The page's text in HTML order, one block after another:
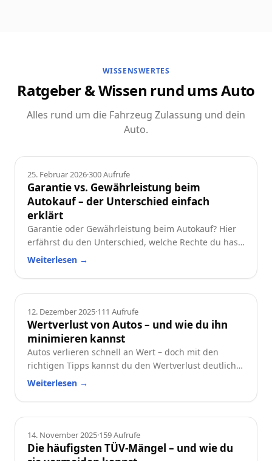
WISSENSWERTES
Ratgeber & Wissen rund ums Auto
Alles rund um die Fahrzeug Zulassung und dein
Auto.
Ratgeber
25. Februar 2026·300Aufrufe
Garantie vs. Gewährleistung beim
Autokauf – der Unterschied einfach
erklärt
Garantie oder Gewährleistung beim Autokauf? Hier
erfährst du den Unterschied, welche Rechte du hast
und worauf du beim Neu- oder Gebrauchtwagen
Weiterlesen →
Ratgeber
12. Dezember 2025·111 Aufrufe
Wertverlust von Autos – und wie du ihn
minimieren kannst
Autos verlieren schnell an Wert – doch mit den
richtigen Tipps kannst du den Wertverlust deutlich
reduzieren. Erfahre, welche Faktoren besonders
wertstabil hältst.
Weiterlesen →
Ratgeber
14. November 2025·159Aufrufe
Die häufigsten TÜV-Mängel – und wie du